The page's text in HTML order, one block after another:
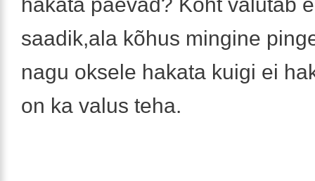
saadik,ala kõhus mingine
nagu oksele hakata kuigi ei
on ka valus teha.